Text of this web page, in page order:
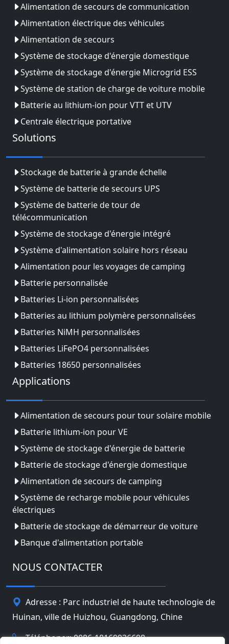
Alimentation de secours de communication
Alimentation électrique des véhicules
Alimentation de secours
Système de stockage d'énergie domestique
Système de stockage d'énergie Microgrid ESS
Système de station de charge de voiture mobile
Batterie au lithium-ion pour VTT et UTV
Centrale électrique portative
Solutions
Stockage de batterie à grande échelle
Système de batterie de secours UPS
Système de batterie de tour de
télécommunication
Système de stockage d'énergie intégré
Système d'alimentation solaire hors réseau
Alimentation pour les voyages de camping
Batterie personnalisée
Batteries Li-ion personnalisées
Batteries au lithium polymère personnalisées
Batteries NiMH personnalisées
Batteries LiFePO4 personnalisées
Batteries 18650 personnalisées
Applications
Alimentation de secours pour tour solaire mobile
Batterie lithium-ion pour VE
Système de stockage d'énergie de batterie
Batterie de stockage d'énergie domestique
Alimentation de secours de camping
Système de recharge mobile pour véhicules
électriques
Batterie de stockage de démarreur de voiture
Banque d'alimentation portable
NOUS CONTACTER
Adresse : Parc industriel de haute technologie de
Huinan, ville de Huizhou, Guangdong, Chine
Téléphoner: 0086-18169936698